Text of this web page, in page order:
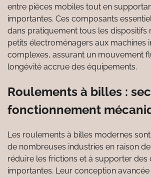
entre pièces mobiles tout en
importantes. Ces composants
dans pratiquement tous les dispositifs
petits électroménagers aux machines
complexes, assurant un mouvement
longévité accrue des équipements.
Roulements à billes :
fonctionnement
Les roulements à billes modernes
de nombreuses industries en raison
réduire les frictions et à supporter des
importantes. Leur conception